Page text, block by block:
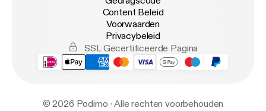
Content Beleid
Voorwaarden
Privacybeleid
SSL Gecertificeerde Pagina
© 2026 Podimo · Alle rechten voorbehouden